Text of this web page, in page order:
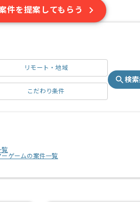
件を提案してもらう
リモート・地域
こだわり条件
検
覧
ーゲームの案件一覧